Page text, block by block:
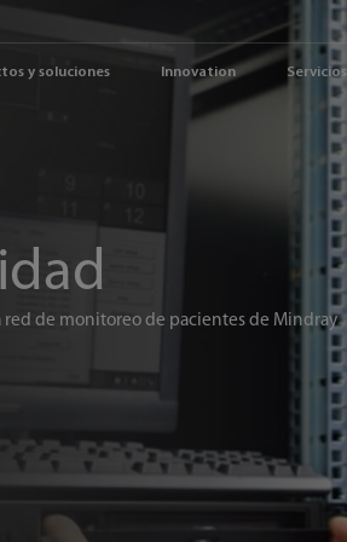
y soluciones Innovation Servicios
de monitoreo de pacientes de Mindray